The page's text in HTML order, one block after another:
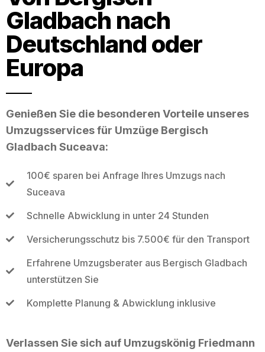
Gladbach nach
Deutschland oder
Europa
Genießen Sie die besonderen Vorteile unseres
Umzugsservices für Umzüge Bergisch
Gladbach Suceava:
100€ sparen bei Anfrage Ihres Umzugs nach
Suceava
Schnelle Abwicklung in unter 24 Stunden
Versicherungsschutz bis 7.500€ für den Transport
Erfahrene Umzugsberater aus Bergisch Gladbach
unterstützen Sie
Komplette Planung & Abwicklung inklusive
Verlassen Sie sich auf Umzugskönig Friedmann